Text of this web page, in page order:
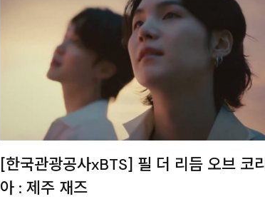
[한국관광공사xBTS] 필 더 리듬 오브 코리
아 : 제주 재즈